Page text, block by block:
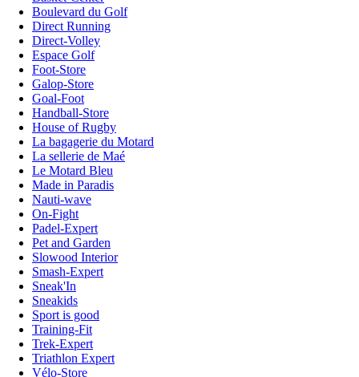
Boulevard du Golf
Direct Running
Direct-Volley
Espace Golf
Foot-Store
Galop-Store
Goal-Foot
Handball-Store
House of Rugby
La bagagerie du Motard
La sellerie de Maé
Le Motard Bleu
Made in Paradis
Nauti-wave
On-Fight
Padel-Expert
Pet and Garden
Slowood Interior
Smash-Expert
Sneak'In
Sneakids
Sport is good
Training-Fit
Trek-Expert
Triathlon Expert
Vélo-Store